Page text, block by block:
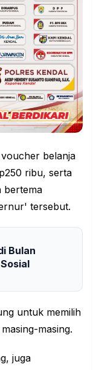
belanja
ribu, serta
bertema
tersebut.
Bulan
untuk memilih
masing.
juga